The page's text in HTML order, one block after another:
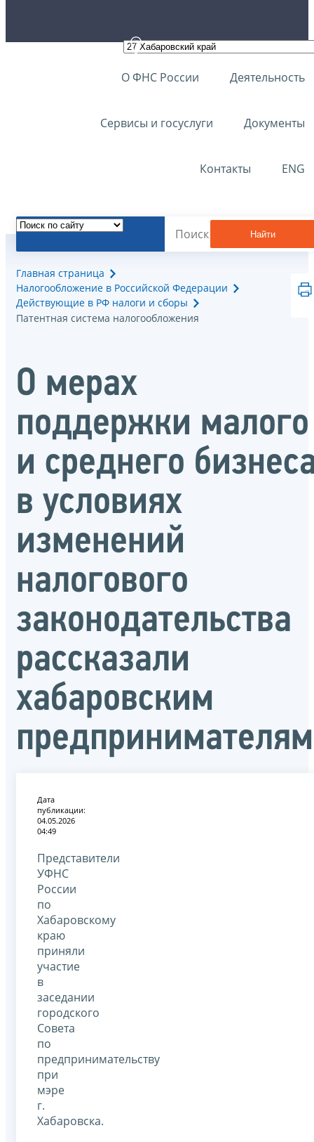
О ФНС России Деятельность
Сервисы и госуслуги Документы
Контакты ENG
Найти
Главная страница
Налогообложение в Российской Федерации
Действующие в РФ налоги и сборы
Патентная система налогообложения
О мерах
поддержки малого
и среднего
в условиях
изменений
налогового
законодательства
рассказали
хабаровским
предпринимателям
Дата
публикации:
04.05.2026
04:49
Представители
УФНС
России
по
Хабаровскому
краю
приняли
участие
в
заседании
городского
Совета
по
предпринимательству
при
мэре
г.
Хабаровска.